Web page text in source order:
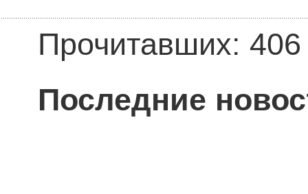
Прочитавших: 406
Последние